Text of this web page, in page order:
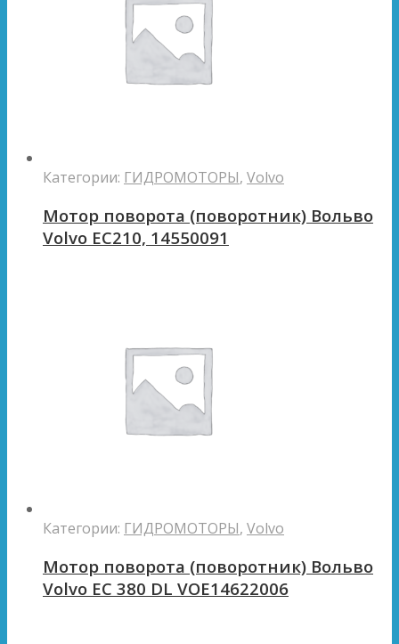
Категории: ГИДРОМОТОРЫ, Volvo
Мотор поворота (поворотник) Вольво
Volvo EC210, 14550091
Категории: ГИДРОМОТОРЫ, Volvo
Мотор поворота (поворотник) Вольво
Volvo EC 380 DL VOE14622006